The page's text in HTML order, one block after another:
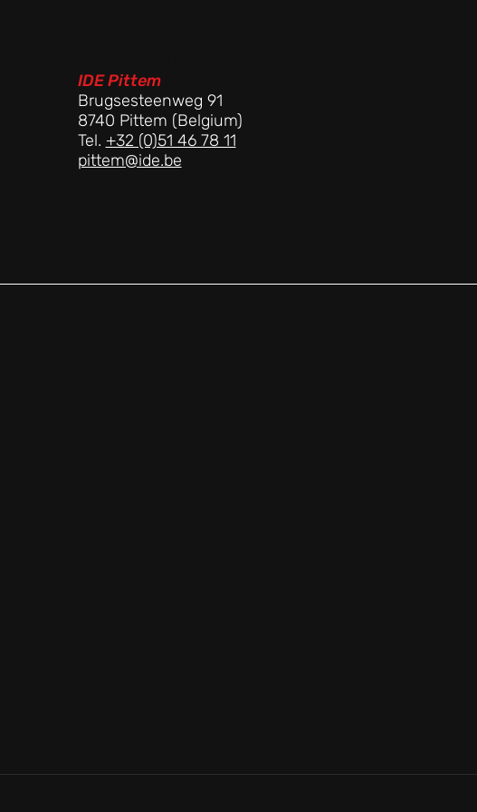
IDE Pittem
Brugsesteenweg 91
8740 Pittem (Belgium)
Tel. +32 (0)51 46 78 11
pittem@ide.be